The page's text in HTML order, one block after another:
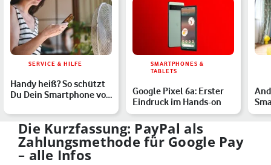
SERVICE & HILFE
Handy heiß? So schützt
Du Dein Smartphone vor
SMARTPHONES &
TABLETS
Google Pixel 6a: Erster
Eindruck im Hands-on
das
Die Kurzfassung: PayPal als
Zahlungsmethode für Google Pay
– alle Infos